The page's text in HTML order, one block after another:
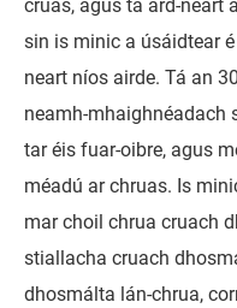
cruas, agus tá ard-neart
sin is minic a úsáidtear
neart níos airde. Tá an
neamh-mhaighnéadach
tar éis fuar-oibre, agus
méadú ar chruas. Is
mar choil chrua cruach
stiallacha cruach
dhosmálta lán-chrua,